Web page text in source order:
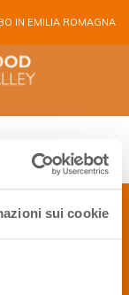
sui cookie
IN EMILIA ROMAGNA